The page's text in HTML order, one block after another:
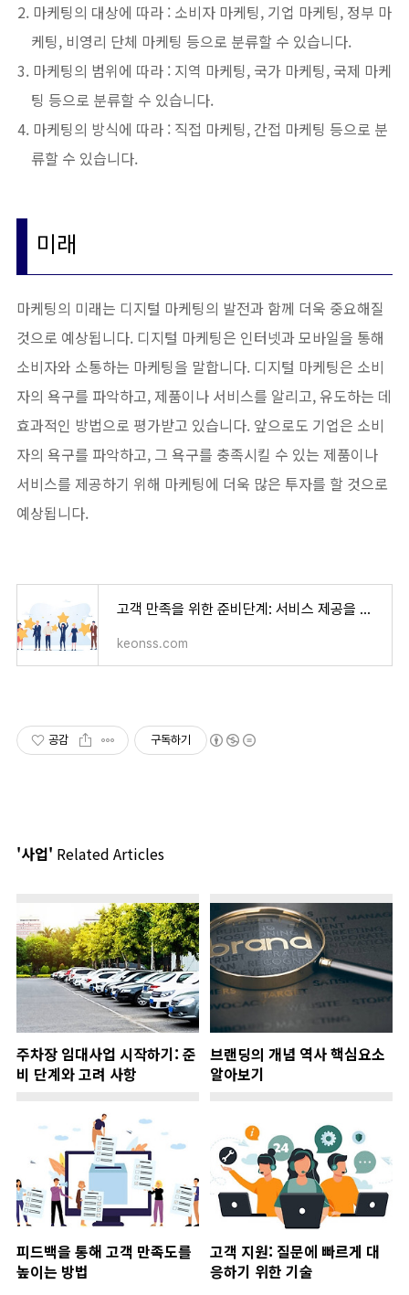
마케팅의 대상에 따라 : 소비자 마케팅, 기업 마케팅, 정부 마
케팅, 비영리 단체 마케팅 등으로 분류할 수 있습니다.
마케팅의 범위에 따라 : 지역 마케팅, 국가 마케팅, 국제 마케
팅 등으로 분류할 수 있습니다.
마케팅의 방식에 따라 : 직접 마케팅, 간접 마케팅 등으로 분
류할 수 있습니다.
미래
마케팅의 미래는 디지털 마케팅의 발전과 함께 더욱 중요해질
것으로 예상됩니다. 디지털 마케팅은 인터넷과 모바일을 통해
소비자와 소통하는 마케팅을 말합니다. 디지털 마케팅은 소비
자의 욕구를 파악하고, 제품이나 서비스를 알리고, 유도하는 데
효과적인 방법으로 평가받고 있습니다. 앞으로도 기업은 소비
자의 욕구를 파악하고, 그 욕구를 충족시킬 수 있는 제품이나
서비스를 제공하기 위해 마케팅에 더욱 많은 투자를 할 것으로
예상됩니다.
고객 만족을 위한 준비단계: 서비스 제공을 위한 가이드
keonss.com
공감 구독하기
'사업' Related Articles
주차장 임대사업 시작하기: 준
비 단계와 고려 사항
브랜딩의 개념 역사 핵심요소
알아보기
피드백을 통해 고객 만족도를
높이는 방법
고객 지원: 질문에 빠르게 대
응하기 위한 기술